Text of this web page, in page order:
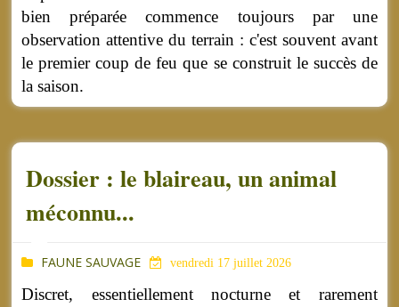
bien préparée commence toujours par une
observation attentive du terrain : c'est souvent avant
le premier coup de feu que se construit le succès de
la saison.
Dossier : le blaireau, un animal
méconnu...
FAUNE SAUVAGE vendredi 17 juillet 2026
Discret, essentiellement nocturne et rarement